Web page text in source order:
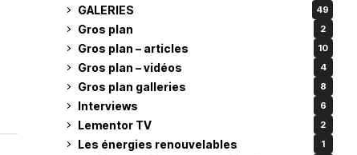
GALERIES 49
Gros plan 2
Gros plan – articles 10
Gros plan – vidéos 4
Gros plan galleries 8
Interviews 6
Lementor TV 2
Les énergies renouvelables 1